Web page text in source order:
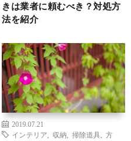
きは業者に頼むべき？対処方
法を紹介
2019.07.21
インテリア
収納 掃除道具 方